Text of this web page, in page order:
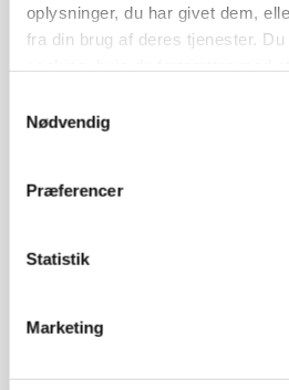
oplysninger, du har givet dem,
fra din brug af deres tjenester.
Nødvendig
Præferencer
Statistik
Marketing
Medarbejdere til
Grise
9681, Ranum
Kalvepasser til
Kalve
6392, Bolderslev